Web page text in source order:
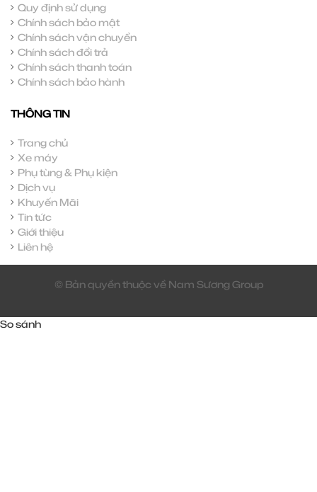
Quy định sử dụng
Chính sách bảo mật
Chính sách vận chuyển
Chính sách đổi trả
Chính sách thanh toán
Chính sách bảo hành
THÔNG TIN
Trang chủ
Xe máy
Phụ tùng & Phụ kiện
Dịch vụ
Khuyến Mãi
Tin tức
Giới thiệu
Liên hệ
© Bản quyền thuộc về Nam Sương Group
So sánh